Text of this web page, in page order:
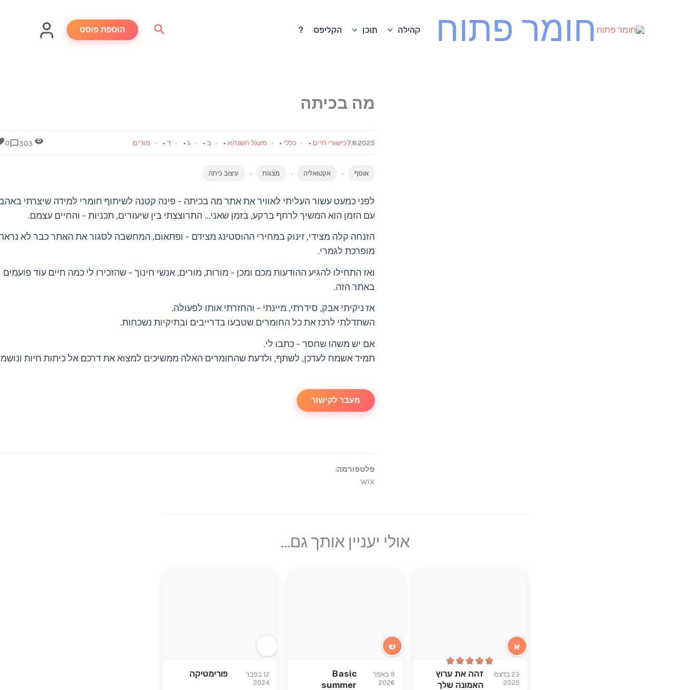
חומר פתוח קהילה תוכן הקליפס ? חיפוש הוספת פוסט
מה בכיתה
7.8.2025כישורי חיים • כללי • מעגל השנהא • ב • ג • ד • מורים 0
אוסף אקטואליה מצגות עיצוב כיתה
לפני כמעט עשור העליתי לאוויר את אתר מה בכיתה – פינה קטנה לשיתוף חומרי למידה שיצרתי
עם הזמן הוא המשיך לרחף ברקע, בזמן שאני... התרוצצתי בין שיעורים, תכניות – והחיים עצמם.
הזנחה קלה מצידי, זינוק במחירי ההוסטינג מצידם – ופתאום, המחשבה לסגור את האתר כבר לא
מופרכת לגמרי.
ואז התחילו להגיע ההודעות מכם ומכן – מורות, מורים, אנשי חינוך – שהזכירו לי כמה חיים עוד פועמים
באתר הזה.
אז ניקיתי אבק, סידרתי, מיינתי – והחזרתי אותו לפעולה.
השתדלתי לרכז את כל החומרים שטבעו בדרייבים ובתיקיות נשכחות.
אם יש משהו שחסר – כתבו לי.
תמיד אשמח לעדכן, לשתף, ולדעת שהחומרים האלה ממשיכים למצוא את דרכם אל כיתות חיות
מעבר לקישור
פלטפורמה:
WIX
אולי יעניין אותך גם...
★★★★★
★★★★★
א
23 בדצמ
2025
זהה את ערוץ
האמונה שלך
ש
9 באפר
2026
Basic
summer
12 בפבר
2024
פורימטיקה